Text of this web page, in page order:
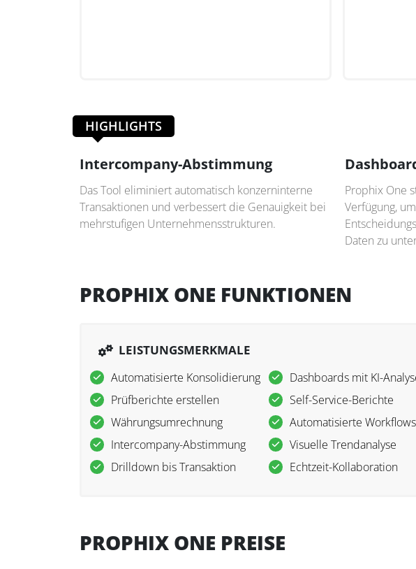
HIGHLIGHTS
Intercompany-Abstimmung
Das Tool eliminiert automatisch konzerninterne
Transaktionen und verbessert die Genauigkeit bei
mehrstufigen Unternehmensstrukturen.
Prophix One
Verfügung,
Daten zu
PROPHIX ONE FUNKTIONEN
LEISTUNGSMERKMALE
Automatisierte Konsolidierung
Prüfberichte erstellen
Währungsumrechnung
Intercompany-Abstimmung
Drilldown bis Transaktion
Dashboards mit KI-
Self-Service-Berichte
Automatisierte Workflows
Visuelle Trendanalyse
Echtzeit-Kollaboration
PROPHIX ONE PREISE